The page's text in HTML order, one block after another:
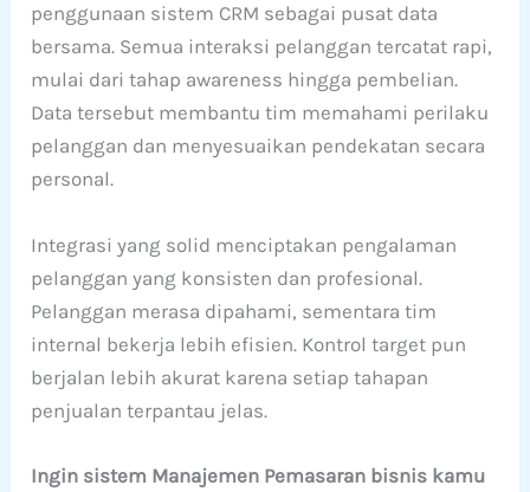
penggunaan sistem CRM sebagai pusat data
bersama. Semua interaksi pelanggan tercatat rapi,
mulai dari tahap awareness hingga pembelian.
Data tersebut membantu tim memahami perilaku
pelanggan dan menyesuaikan pendekatan secara
personal.
Integrasi yang solid menciptakan pengalaman
pelanggan yang konsisten dan profesional.
Pelanggan merasa dipahami, sementara tim
internal bekerja lebih efisien. Kontrol target pun
berjalan lebih akurat karena setiap tahapan
penjualan terpantau jelas.
Ingin sistem Manajemen Pemasaran bisnis kamu